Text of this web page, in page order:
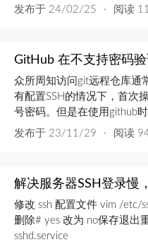
实现首先创建一个
发布于 24/02/25 · 阅读
众所周知访问git远程仓库通
有配置SSH的情况下，首次
号密码。但是在使用github
提示Username for '<https://
发布于 23/11/29 · 阅读
解决服务器SSH登录慢
修改 ssh 配置文件 vim /etc/
删除# yes 改为 no保存退出
sshd.service